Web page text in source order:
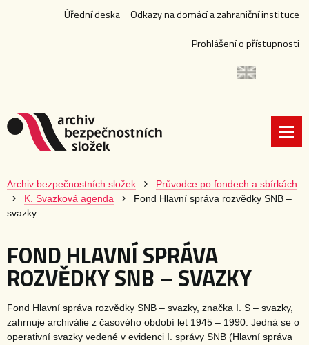
Úřední deska
Odkazy na domácí a zahraniční instituce
Prohlášení o přístupnosti
Archiv bezpečnostních složek
Průvodce po fondech a sbírkách
K. Svazková agenda
Fond Hlavní správa rozvědky SNB –
svazky
FOND HLAVNÍ SPRÁVA
ROZVĚDKY SNB – SVAZKY
Fond Hlavní správa rozvědky SNB – svazky, značka I. S – svazky,
zahrnuje archiválie z časového období let 1945 – 1990. Jedná se o
operativní svazky vedené v evidenci I. správy SNB (Hlavní správa